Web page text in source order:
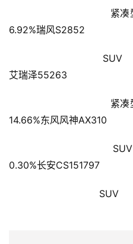
商
A
技
6.92%瑞风S2852
艾瑞泽55263
14.66%东风风神AX310
0.30%长安CS151797